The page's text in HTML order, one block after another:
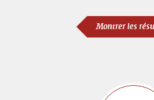
Montrer les